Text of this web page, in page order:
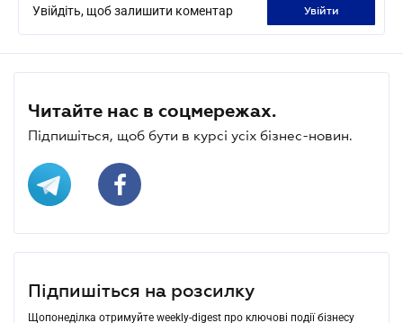
Увійдіть, щоб залишити коментар увійти
Читайте нас в соцмережах.
Підпишіться, щоб бути в курсі усіх бізнес-новин.
Підпишіться на розсилку
Щопонеділка отримуйте weekly-digest про ключові події бізнесу